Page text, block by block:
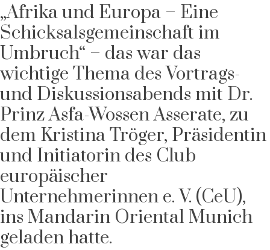
„Afrika und Europa – Eine
Schicksalsgemeinschaft im
Umbruch“ – das war das
wichtige Thema des Vortrags-
und Diskussionsabends mit Dr.
Prinz Asfa-Wossen Asserate, zu
dem Kristina Tröger, Präsidentin
und Initiatorin des Club
europäischer
Unternehmerinnen e. V. (CeU),
ins Mandarin Oriental Munich
geladen hatte.